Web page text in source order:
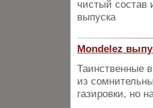
чистый
выпуска
Mondelez
Таинственные
из
газировки, но